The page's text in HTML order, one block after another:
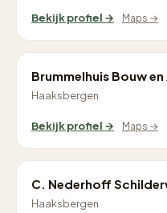
Bekijk profiel → Maps →
Brummelhuis Bouw
Haaksbergen
Bekijk profiel → Maps →
C. Nederhoff
Haaksbergen